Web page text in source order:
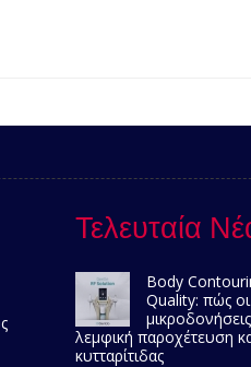
Τελευταία
Body
Quality: πώς οι
λεμφική παροχέτευση
κυτταρίτιδας